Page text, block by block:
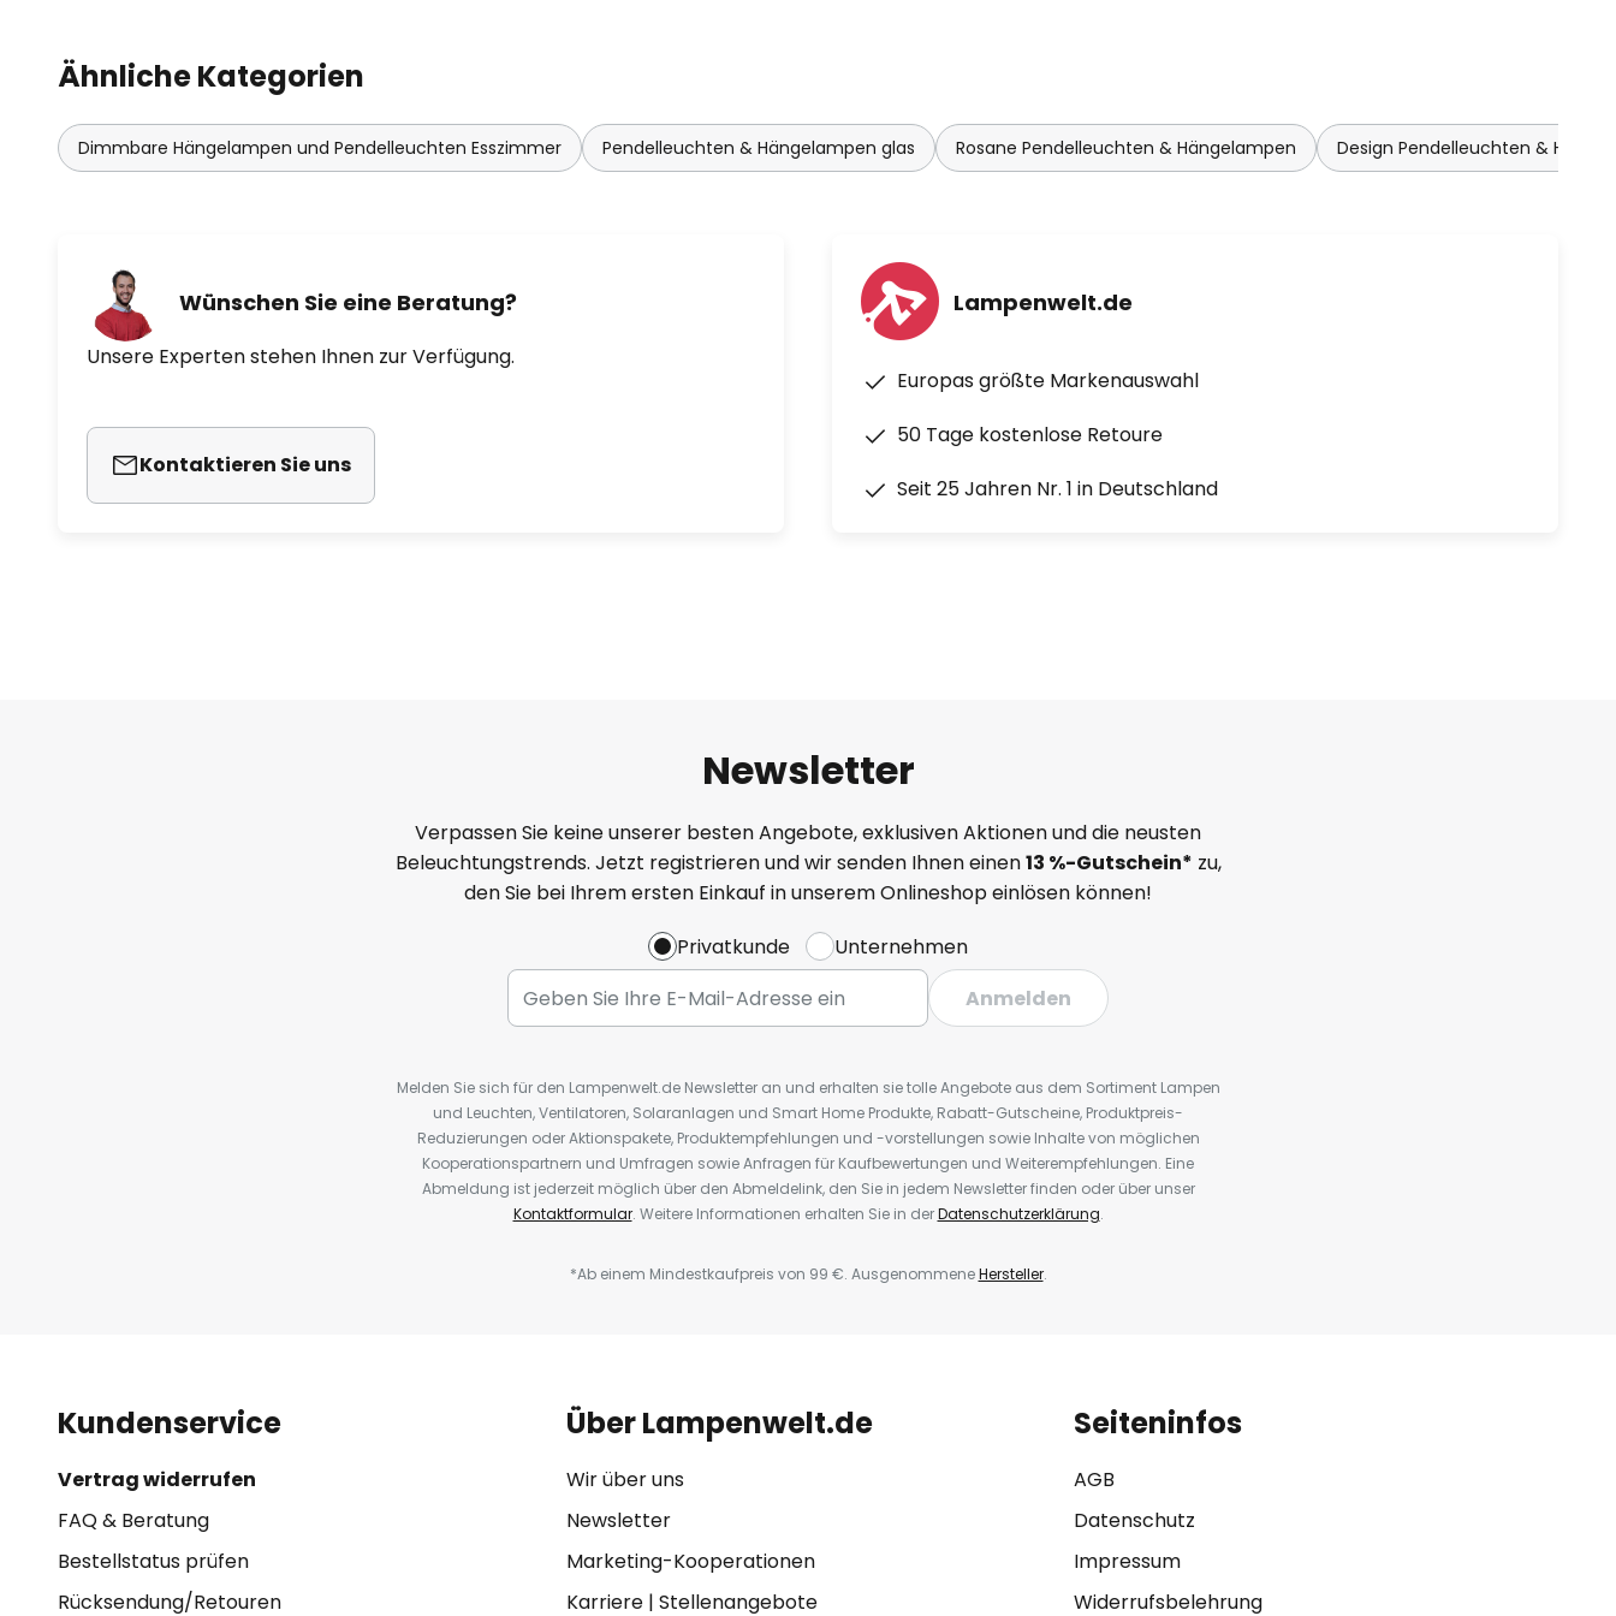
Das aparte Design stammt von dem spanischen Designer Jordi
Canudas, der mit seiner Dipping Light-Kollektion dem Wunsch
nach modernem und zugleich zeitlosem Design vollauf gerecht
wurde. Seine Arbeit entwickelte sich im Verlauf der Zeit von
Neue Sammlung" bewundert werden.
Für den spanischen Leuchtenhersteller Marset entwickelte
schönes Licht erzeugt und zugleich höchsten Ansprüchen wie
technischer Strenge, Innovation, Langlebigkeit und Authentizität
Ähnliche Kategorien
Dimmbare Hängelampen und Pendelleuchten Esszimmer Pendelleuchten & Hängelampen glas Rosane Pendelleuchten & Hängelampen Design Pendelleuchten &
Wünschen Sie eine Beratung?
Unsere Experten stehen Ihnen zur Verfügung.
Kontaktieren Sie uns
Lampenwelt.de
Europas größte Markenauswahl
50 Tage kostenlose Retoure
Seit 25 Jahren Nr. 1 in Deutschland
Newsletter
Verpassen Sie keine unserer besten Angebote, exklusiven Aktionen und die neusten
Beleuchtungstrends. Jetzt registrieren und wir senden Ihnen einen13 %-Gutschein* zu,
den Sie bei Ihrem ersten Einkauf in unserem Onlineshop einlösen können!
Privatkunde
Unternehmen
Anmelden
Melden Sie sich für den Lampenwelt.de Newsletter an und erhalten sie tolle Angebote aus dem Sortiment Lampen
und Leuchten, Ventilatoren, Solaranlagen und Smart Home Produkte, Rabatt-Gutscheine, Produktpreis-
Reduzierungen oder Aktionspakete, Produktempfehlungen und -vorstellungen sowie Inhalte von möglichen
Kooperationspartnern und Umfragen sowie Anfragen für Kaufbewertungen und Weiterempfehlungen. Eine
Abmeldung ist jederzeit möglich über den Abmeldelink, den Sie in jedem Newsletter finden oder über unser
Kontaktformular. Weitere Informationen erhalten Sie in derDatenschutzerklärung.
*Ab einem Mindestkaufpreis von 99 €. AusgenommeneHersteller.
Kundenservice
Vertrag widerrufen
FAQ & Beratung
Bestellstatus prüfen
Rücksendung/Retouren
Über Lampenwelt.de
Wir über uns
Newsletter
Marketing-Kooperationen
Karriere| Stellenangebote
Seiteninfos
AGB
Datenschutz
Impressum
Widerrufsbelehrung